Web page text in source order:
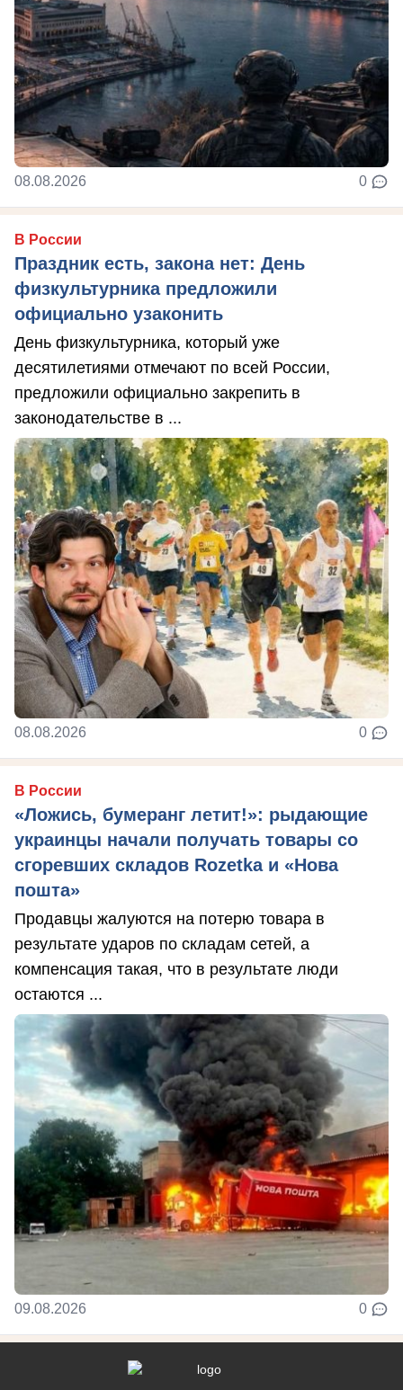
08.08.2026 0
В России
Праздник есть, закона нет: День
физкультурника предложили
официально узаконить
День физкультурника, который уже
десятилетиями отмечают по всей России,
предложили официально закрепить в
законодательстве в ...
08.08.2026 0
В России
«Ложись, бумеранг летит!»: рыдающие
украинцы начали получать товары со
сгоревших складов Rozetka и «Нова
пошта»
Продавцы жалуются на потерю товара в
результате ударов по складам сетей, а
компенсация такая, что в результате люди
остаются ...
09.08.2026 0